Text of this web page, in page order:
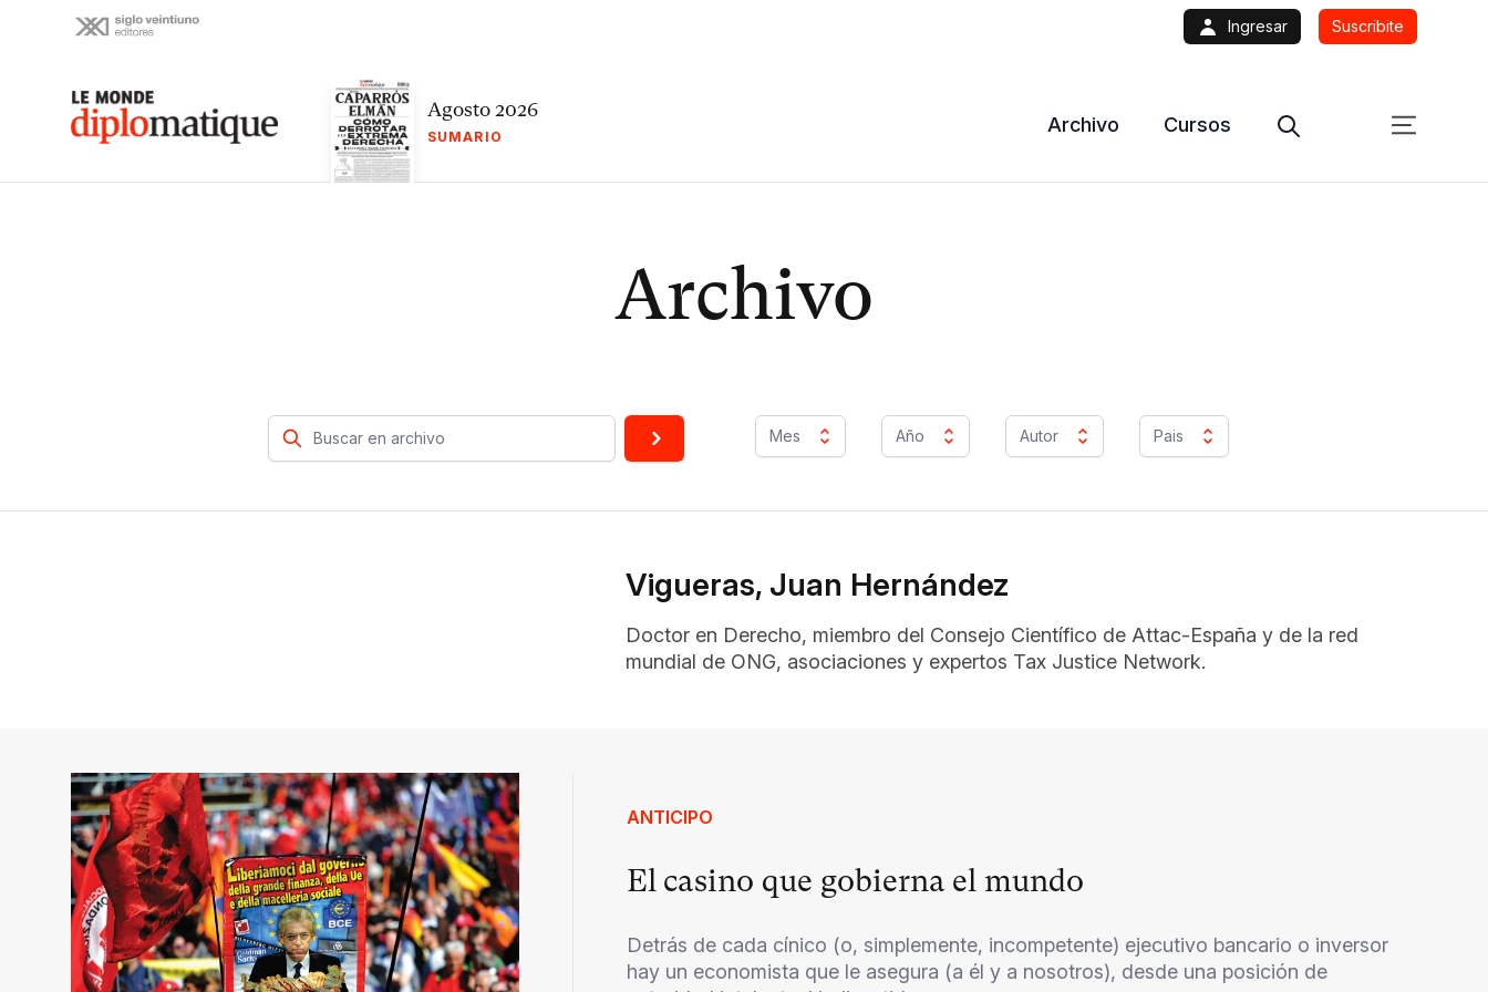
Ingresar Suscribite
Le monde diplomatique Agosto 2026
SUMARIO
Archivo Cursos
Archivo
Mes Año Autor Pais
Vigueras, Juan Hernández
Doctor en Derecho, miembro del Consejo Científico de Attac-España y de la red
mundial de ONG, asociaciones y expertos Tax Justice Network.
ANTICIPO
El casino que gobierna el mundo
Detrás de cada cínico (o, simplemente, incompetente) ejecutivo bancario o inversor
hay un economista que le asegura (a él y a nosotros), desde una posición de